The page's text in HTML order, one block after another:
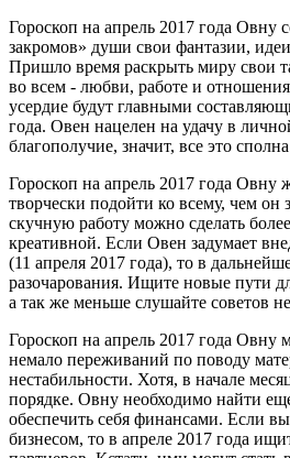
Гороскоп на апрель 2017 года Овну
закромов» души свои фантазии,
Пришло время раскрыть миру свои
во всем - любви, работе и
усердие будут главными
года. Овен нацелен на удачу в
благополучие, значит, все это
Гороскоп на апрель 2017 года Овну
творчески подойти ко всему, чем он
скучную работу можно сделать
креативной. Если Овен задумает
(11 апреля 2017 года), то в
разочарования. Ищите новые пути
а так же меньше слушайте советов
Гороскоп на апрель 2017 года Овну
немало переживаний по поводу
нестабильности. Хотя, в начале
порядке. Овну необходимо найти
обеспечить себя финансами. Если
бизнесом, то в апреле 2017 года